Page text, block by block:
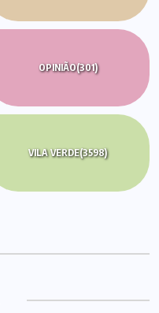
OPINIÃO(301)
VILA VERDE(3598)